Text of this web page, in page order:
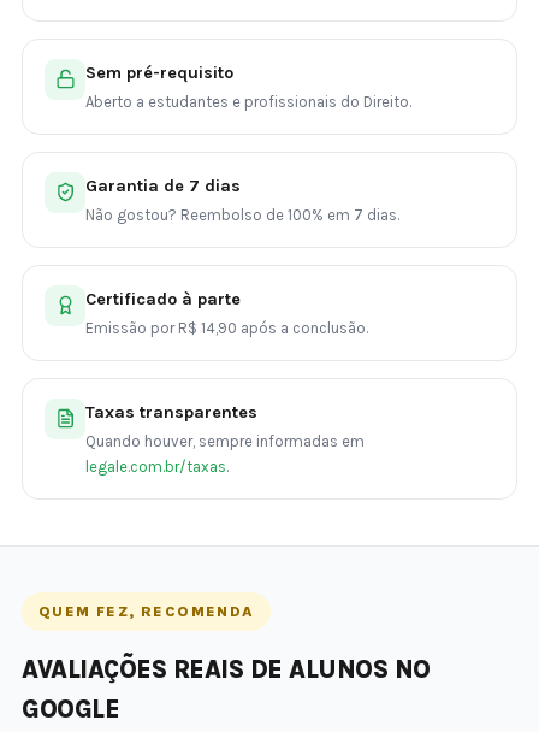
Sem pré-requisito
Aberto a estudantes e profissionais do Direito.
Garantia de 7 dias
Não gostou? Reembolso de 100% em 7 dias.
Certificado à parte
Emissão por R$ 14,90 após a conclusão.
Taxas transparentes
Quando houver, sempre informadas em
legale.com.br/taxas.
QUEM FEZ, RECOMENDA
AVALIAÇÕES REAIS DE ALUNOS NO
GOOGLE